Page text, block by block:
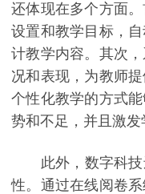
还体现在多个方面
设置和教学目标，
计教学内容。其次
况和表现，为教师
个性化教学的方式
势和不足，并且激发
此外，数字科技
性。通过在线阅卷